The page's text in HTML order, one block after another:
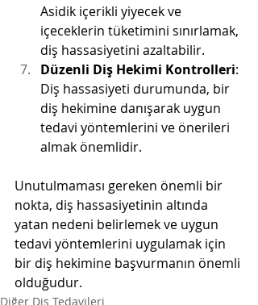
Asidik içerikli yiyecek ve
içeceklerin tüketimini sınırlamak,
diş hassasiyetini azaltabilir.
Düzenli Diş Hekimi Kontrolleri:
Diş hassasiyeti durumunda, bir
diş hekimine danışarak uygun
tedavi yöntemlerini ve önerileri
almak önemlidir.
Unutulmaması gereken önemli bir
nokta, diş hassasiyetinin altında
yatan nedeni belirlemek ve uygun
tedavi yöntemlerini uygulamak için
bir diş hekimine başvurmanın önemli
olduğudur.
Diğer Diş Tedavileri